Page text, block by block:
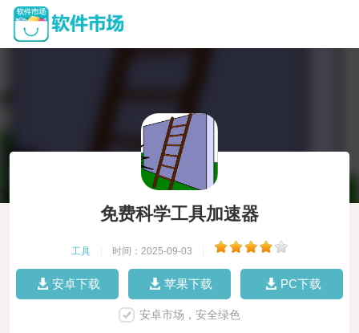
免费科学工具加速器
工具 时间：2025-09-03
安卓下载 苹果下载 PC下载
安卓市场，安全绿色